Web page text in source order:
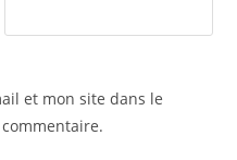
et mon site dans le